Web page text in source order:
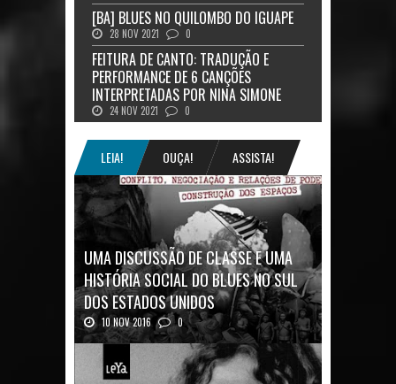
[BA] BLUES NO QUILOMBO DO IGUAPE
28 NOV 2021 0
FEITURA DE CANTO: TRADUÇÃO E
PERFORMANCE DE 6 CANÇÕES
INTERPRETADAS POR NINA SIMONE
24 NOV 2021 0
LEIA! OUÇA! ASSISTA!
UMA DISCUSSÃO DE CLASSE E UMA
HISTÓRIA SOCIAL DO BLUES NO SUL
DOS ESTADOS UNIDOS
10 NOV 2016 0
Mais uma ótima oportunidade de se